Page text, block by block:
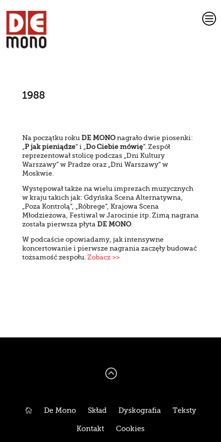
c
1988
Na początku roku DE MONOnagrało dwie piosenki:
„P jak pieniądze” i „Do Ciebie mówię”. Zespół
reprezentował stolicę podczas „Dni Kultury
Warszawy” w Pradze oraz „Dni Warszawy” w
Moskwie.
Występował także na wielu imprezach muzycznych
w kraju takich jak: Gdyńska Scena Alternatywna,
„Poza Kontrolą”, „Róbrege”, Krajowa Scena
Młodzieżowa, Festiwal w Jarocinie itp. Zimą nagrana
została pierwsza płyta DE MONO.
W podcaście opowiadamy, jak intensywne
koncertowanie i pierwsze nagrania zaczęły budować
tożsamość zespołu. Zobacz >>
:
 De Mono Skład Dyskografia Teksty
Kontakt Cookies